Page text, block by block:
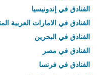
الفنادق في إندونيسيا
الفنادق في الامارات العربية
الفنادق في البحرين
الفنادق في مصر
الفنادق في فرنسا